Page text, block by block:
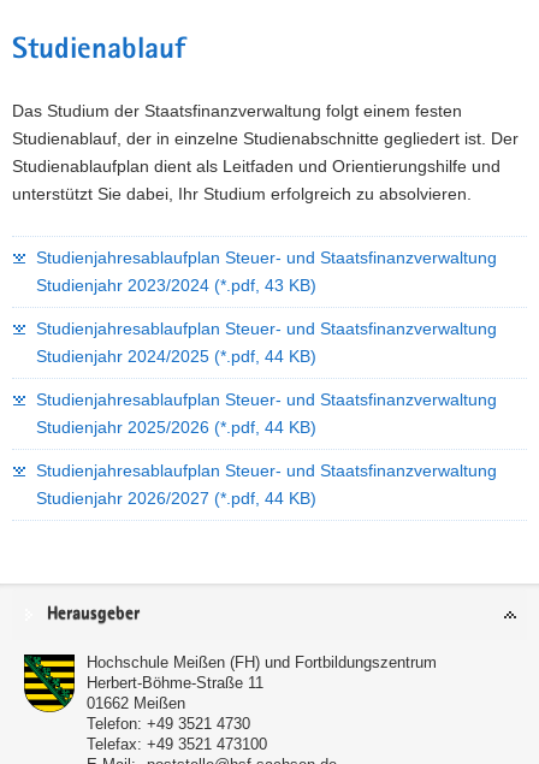
Studienablauf
Das Studium der Staatsfinanzverwaltung folgt einem festen
Studienablauf, der in einzelne Studienabschnitte gegliedert ist. Der
Studienablaufplan dient als Leitfaden und Orientierungshilfe und
unterstützt Sie dabei, Ihr Studium erfolgreich zu absolvieren.
Studienjahresablaufplan Steuer- und Staatsfinanzverwaltung
Studienjahr 2023/2024 (*.pdf, 43 KB)
Studienjahresablaufplan Steuer- und Staatsfinanzverwaltung
Studienjahr 2024/2025 (*.pdf, 44 KB)
Studienjahresablaufplan Steuer- und Staatsfinanzverwaltung
Studienjahr 2025/2026 (*.pdf, 44 KB)
Studienjahresablaufplan Steuer- und Staatsfinanzverwaltung
Studienjahr 2026/2027 (*.pdf, 44 KB)
Service
Herausgeber
Hochschule Meißen (FH) und Fortbildungszentrum
Herbert-Böhme-Straße 11
01662 Meißen
Telefon: +49 3521 4730
Telefax: +49 3521 473100